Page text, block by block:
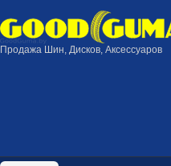
Продажа Шин, Дисков, Аксессуаров